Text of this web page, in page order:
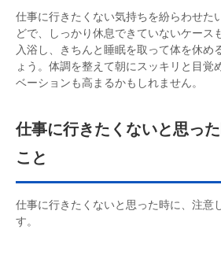
仕事に行きたくない気持ちを紛らわせた
どで、しっかり休息できていないケース
入浴し、きちんと睡眠を取って体を休め
ょう。体調を整えて朝にスッキリと目覚
ベーションも高まるかもしれません。
仕事に行きたくないと思っ
こと
仕事に行きたくないと思った時に、注意
す。